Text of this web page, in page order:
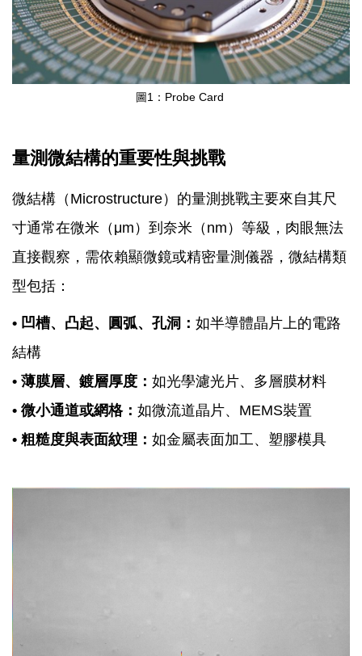
圖1：Probe Card
量測微結構的重要性與挑戰
微結構（Microstructure）的量測挑戰主要來自其尺
寸通常在微米（μm）到奈米（nm）等級，肉眼無法
直接觀察，需依賴顯微鏡或精密量測儀器，微結構類
型包括：
• 凹槽、凸起、圓弧、孔洞： 如半導體晶片上的電路
結構
• 薄膜層、鍍層厚度： 如光學濾光片、多層膜材料
• 微小通道或網格： 如微流道晶片、MEMS裝置
• 粗糙度與表面紋理： 如金屬表面加工、塑膠模具